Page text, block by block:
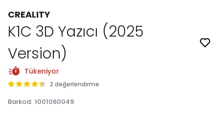
CREALITY
K1C 3D Yazıcı (2025
Version)
Tükeniyor
2 değerlendirme
Barkod: 1001060049